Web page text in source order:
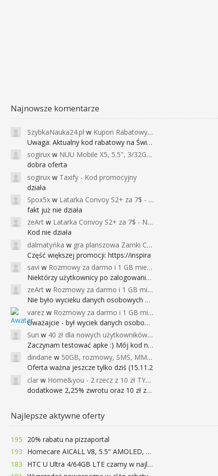
Najnowsze komentarze
SzybkaNauka24.pl w Kupon Rabatowy na Kurs Angielskiego dla Dzieci - FunEnglish
Uwaga: Aktualny kod rabatowy na Święta (
sogirux w NUU Mobile X5, 5.5", 3/32GB, czujnik linii papilarnych, 2950mAh, aparat 13MP za 267zł - Banggood
dobra oferta
sogirux w Taxify - Kod promocyjny
działa
Spox5x w Latarka Convoy S2+ za 7$ - Najniższa cena od 2017r
fakt już nie działa
zeArt w Latarka Convoy S2+ za 7$ - Najniższa cena od 2017r
Kod nie działa
dalmatyńka w gra planszowa Zamki Caladale za 39zł
Część większej promocji: https://inspira
savi w Rozmowy za darmo i 1 GB miesięcznie
Niektórzy użytkownicy po zalogowaniu do
zeArt w Rozmowy za darmo i 1 GB miesięcznie
Nie było wycieku danych osobowych a nieo
varez w Rozmowy za darmo i 1 GB miesięcznie
Uważajcie - był wyciek danych osobowych
Suri w 40 zł dla nowych użytkowników Google Pay (dawniej Android Pay)
Zaczynam testować apke :) Mój kod na 40
dindane w 50GB, rozmowy, SMS, MMS bez limitu przez 6 miesięcy za darmo za przeniesienie numeru do Play NEXT
Oferta ważna jeszcze tylko dziś (15.11.2
clar w Home&you - 2 rzecz z 10 zł TYLKO DZISIAJ
dodatkowe 2,25% zwrotu oraz 10 zł za r
Najlepsze aktywne oferty
195
20% rabatu na pizzaportal
193
Homecare AICALL V8, 5.5" AMOLED, 4/128GB, Snapdragon 652, LTE, QC3.0, 3400mAh za 416zł
183
HTC U Ultra 4/64GB LTE czarny w najlepszej cenie na rynku 799 zł!!!